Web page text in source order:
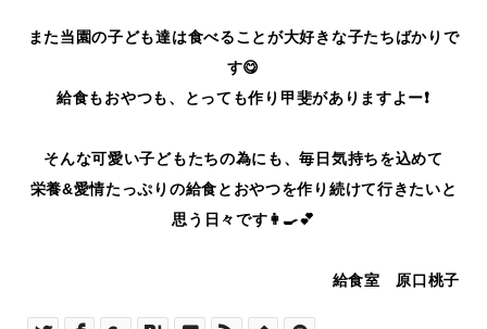
また当園の子ども達は食べることが大好きな子たちばかりで
す😋
給食もおやつも、とっても作り甲斐がありますよー❗️
そんな可愛い子どもたちの為にも、毎日気持ちを込めて
栄養&愛情たっぷりの給食とおやつを作り続けて行きたいと
思う日々です👩‍🍳💕
給食室 原口桃子